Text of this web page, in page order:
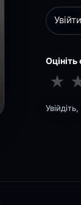
Оцініть
★